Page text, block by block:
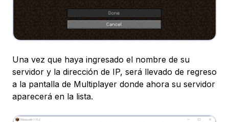
Una vez que haya ingresado el nombre de su
servidor y la dirección de IP, será llevado de regreso
a la pantalla de Multiplayer donde ahora su servidor
aparecerá en la lista.